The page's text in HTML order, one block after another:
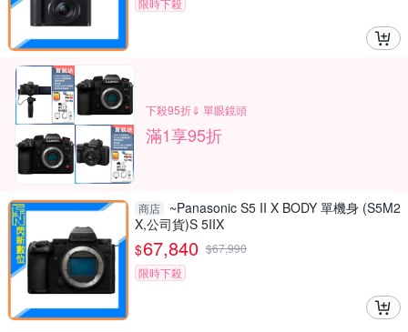
限時下殺
下殺95折⇓ 單眼鏡頭
滿1享95折
商店
~Panasonic S5 II X BODY 單機身 (S5M2
X,公司貨)S 5IIX
$67,840 $67,990
限時下殺